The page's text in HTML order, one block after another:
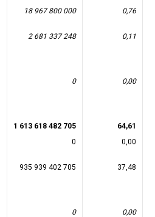
18 967 800 000 0,76
2 681 337 248 0,11
0 0,00
1 613 618 482 705
64,61
0 0,00
935 939 402 705 37,48
0 0,00